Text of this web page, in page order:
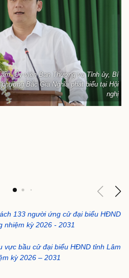
Ủy viên Ban Thường vụ Tỉnh ủy, Bí
Bắc Gia Nghĩa phát biểu tại Hội
nghị
133 người ứng cử đại biểu HĐND
nhiệm kỳ 2026 - 2031
vực bầu cử đại biểu HĐND tỉnh Lâm
kỳ 2026 – 2031